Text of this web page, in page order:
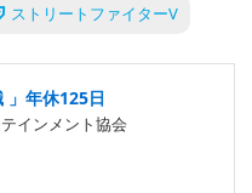
ストリートファイターV
」年休125日
インメント協会